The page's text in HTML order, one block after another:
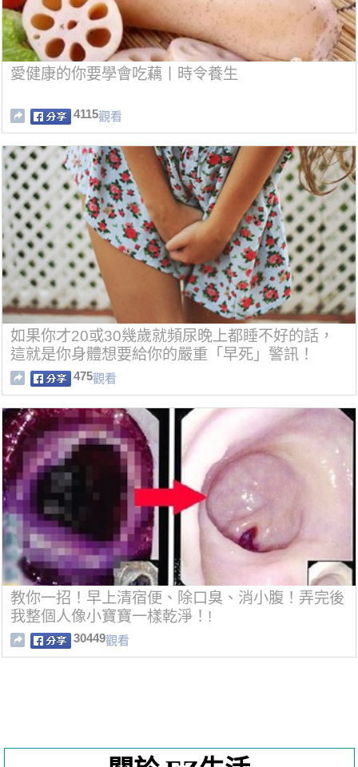
愛健康的你要學會吃藕丨時令養生
4115觀看
如果你才20或30幾歲就頻尿晚上都睡不好的話，
這就是你身體想要給你的嚴重「早死」警訊！
475觀看
教你一招！早上清宿便、除口臭、消小腹！弄完後
我整個人像小寶寶一樣乾淨！!
30449觀看